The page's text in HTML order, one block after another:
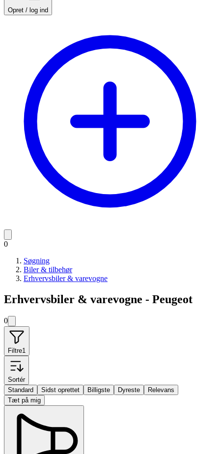
Opret / log ind
0
Søgning
Biler & tilbehør
Erhvervsbiler & varevogne
Erhvervsbiler & varevogne - Peugeot
0
Filtre1
Sortér
Standard
Sidst oprettet Billigste Dyreste
Relevans
Tæt på mig